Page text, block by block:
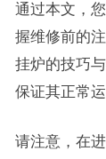
通过本文，
握维修前的
挂炉的技巧
保证其正常
请注意，在